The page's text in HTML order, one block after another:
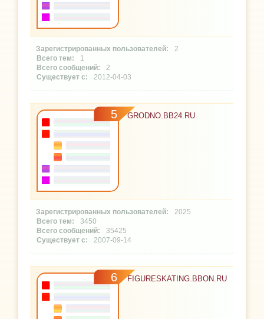
2
1
2
2012-04-03
5 GRODNO.BB24.RU
2025
3450
35425
2007-09-14
6 FIGURESKATING.BBON.RU